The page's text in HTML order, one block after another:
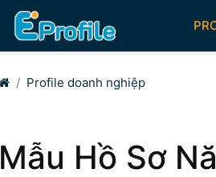
HomeProfile doanh nghiệp
Mẫu Hồ Sơ